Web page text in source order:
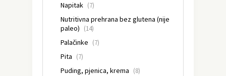
Napitak (7)
Nutritivna prehrana bez glutena (nije
paleo) (14)
Palačinke (7)
Pita (7)
Puding, pjenica, krema (8)